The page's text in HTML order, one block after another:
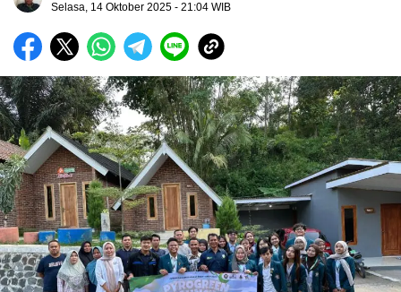
Selasa, 14 Oktober 2025 - 21:04 WIB